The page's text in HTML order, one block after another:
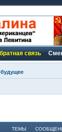
связь
ТЕМЫ